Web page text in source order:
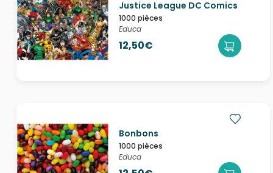
Justice League DC Comics
1000 pièces
Educa
12,50€
Bonbons
1000 pièces
Educa